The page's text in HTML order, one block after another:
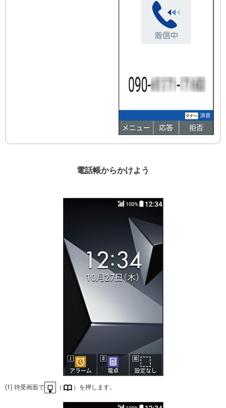
電話帳からかけよう
(1) 待受画面で （ ）を押します。